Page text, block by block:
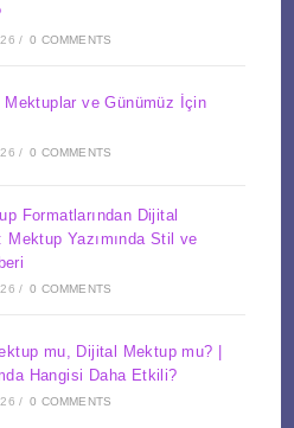
/ 0 COMMENTS
Mektuplar ve Günümüz İçin
/ 0 COMMENTS
Formatlarından Dijital
Mektup Yazımında Stil ve
/ 0 COMMENTS
mu, Dijital Mektup mu? |
Hangisi Daha Etkili?
/ 0 COMMENTS